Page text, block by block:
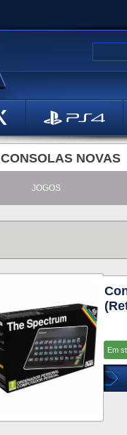
CONSOLAS NOVAS
JOGOS
Em